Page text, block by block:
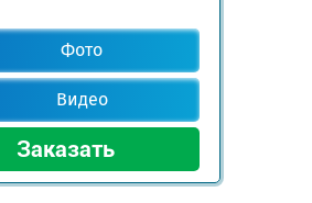
Фото
Видео